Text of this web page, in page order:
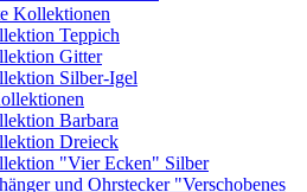
Kollektionen
Teppich
Gitter
Silber-Igel
Barbara
Dreieck
"Vier Ecken" Silber
und Ohrstecker "Verschobenes